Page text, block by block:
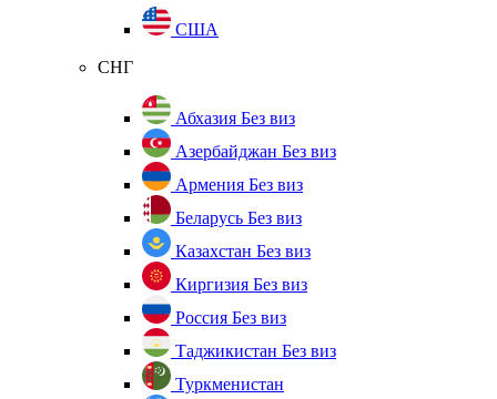
США
СНГ
Абхазия Без виз
Азербайджан Без виз
Армения Без виз
Беларусь Без виз
Казахстан Без виз
Киргизия Без виз
Россия Без виз
Таджикистан Без виз
Туркменистан